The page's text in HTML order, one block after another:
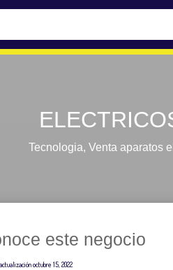
Tecnologia, Venta aparatos
este negocio
octubre 15, 2022